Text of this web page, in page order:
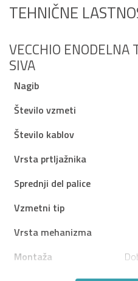
TEHNIČNE
VECCHIO
SIVA
Nagib
Število vzmeti
Število kablov
Vrsta prtljažnika
Sprednji del palice
Vzmetni tip
Vrsta mehanizma
Montaža